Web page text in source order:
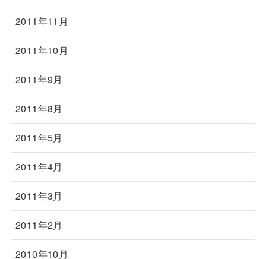
2011年11月
2011年10月
2011年9月
2011年8月
2011年5月
2011年4月
2011年3月
2011年2月
2010年10月